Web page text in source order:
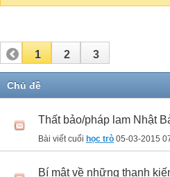
1 2 3
Chủ đề
Thất bảo/pháp lam Nhật
Bài viết cuối học trò 05-03-2015
Bí mật về những thanh